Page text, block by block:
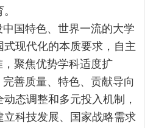
中国特色、世界一流的大学
现代化的本质要求，自主
聚焦优势学科适度扩
善质量、特色、贡献导向
态调整和多元投入机制，
立科技发展、国家战略需求